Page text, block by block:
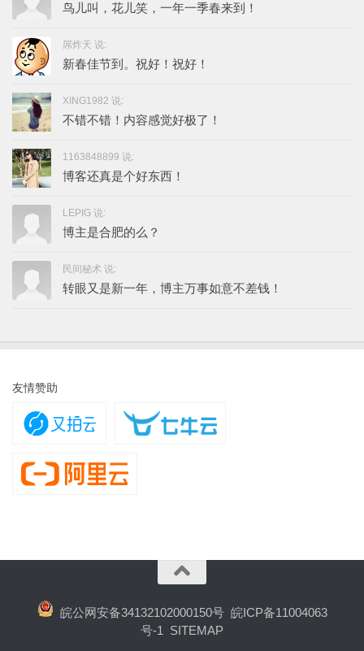
鸟儿叫，花儿笑，一年一季春来到！
屌炸天 说:
新春佳节到。祝好！祝好！
XING1982 说:
不错不错！内容感觉好极了！
1163848899 说:
博客还真是个好东西！
LEPIG 说:
博主是合肥的么？
民间秘术 说:
转眼又是新一年，博主万事如意不差钱！
友情赞助
皖公网安备34132102000150号 皖ICP备11004063
号-1
SITEMAP